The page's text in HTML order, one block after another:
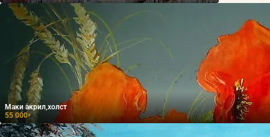
Маки акрил,холст
55 000₽